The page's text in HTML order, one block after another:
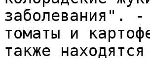
заболевания". -
томаты и
также